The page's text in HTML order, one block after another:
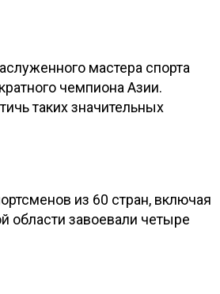
мастера спорта
чемпиона Азии.
таких значительных
из 60 стран, включая
области завоевали четыре